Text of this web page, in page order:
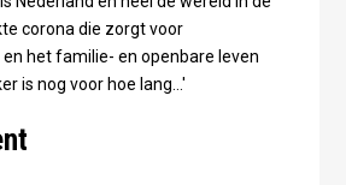
corona die zorgt voor
het familie- en openbare leven
is nog voor hoe lang…'